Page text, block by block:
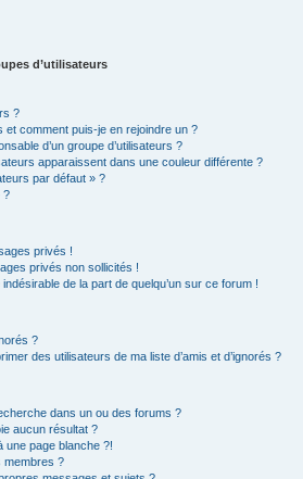
d’utilisateurs
?
et comment puis-je en rejoindre un ?
d’un groupe d’utilisateurs ?
apparaissent dans une couleur différente ?
par défaut » ?
?
privés !
privés non sollicités !
de la part de quelqu’un sur ce forum !
?
des utilisateurs de ma liste d’amis et d’ignorés ?
dans un ou des forums ?
aucun résultat ?
une page blanche ?!
membres ?